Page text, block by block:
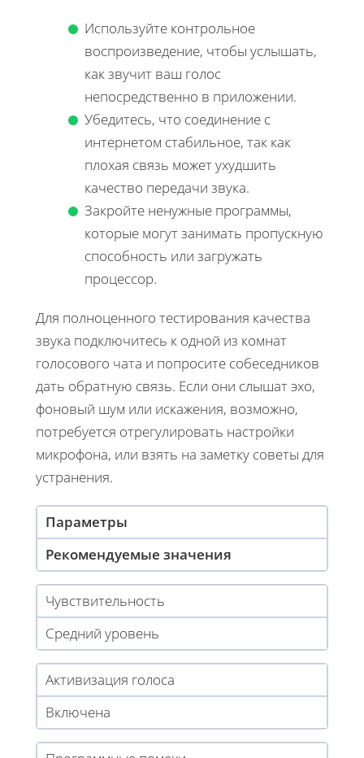
Используйте контрольное
воспроизведение, чтобы услышать,
как звучит ваш голос
непосредственно в приложении.
Убедитесь, что соединение с
интернетом стабильное, так как
плохая связь может ухудшить
качество передачи звука.
Закройте ненужные программы,
которые могут занимать пропускную
способность или загружать
процессор.
Для полноценного тестирования качества
звука подключитесь к одной из комнат
голосового чата и попросите собеседников
дать обратную связь. Если они слышат эхо,
фоновый шум или искажения, возможно,
потребуется отрегулировать настройки
микрофона, или взять на заметку советы для
устранения.
Параметры
Рекомендуемые значения
Чувствительность
Средний уровень
Активизация голоса
Включена